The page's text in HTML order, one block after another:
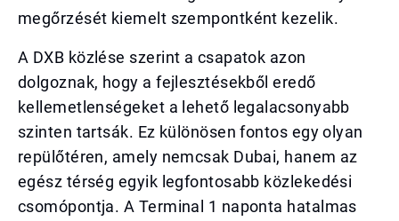
megőrzését kiemelt szempontként kezelik.
A DXB közlése szerint a csapatok azon
dolgoznak, hogy a fejlesztésekből eredő
kellemetlenségeket a lehető legalacsonyabb
szinten tartsák. Ez különösen fontos egy olyan
repülőtéren, amely nemcsak Dubai, hanem az
egész térség egyik legfontosabb közlekedési
csomópontja. A Terminal 1 naponta hatalmas